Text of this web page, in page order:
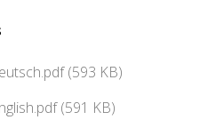
(593 KB)
(591 KB)